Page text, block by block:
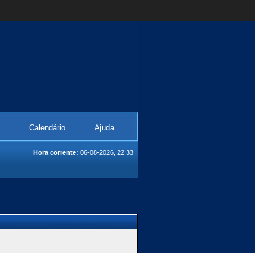
Calendário Ajuda
Hora corrente: 06-08-2026, 22:33